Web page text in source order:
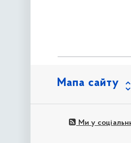
Мапа сайту
Ми у